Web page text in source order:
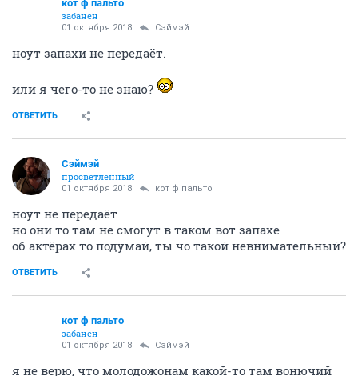
кот ф пальто
забанен
01 октября 2018 Сэймэй
ноут запахи не передаёт.
или я чего-то не знаю?
ОТВЕТИТЬ
Сэймэй
просветлённый
01 октября 2018 кот ф пальто
ноут не передаёт
но они то там не смогут в таком вот запахе
об актёрах то подумай, ты чо такой невнимательный?
ОТВЕТИТЬ
кот ф пальто
забанен
01 октября 2018 Сэймэй
я не верю, что молодожонам какой-то там вонючий